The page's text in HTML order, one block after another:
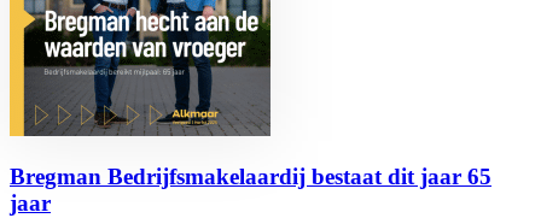
Bregman Bedrijfsmakelaardij bestaat dit jaar 65
jaar